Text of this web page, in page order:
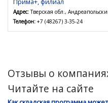
Адрес:Тверская обл.,
Телефон: +7 (48267) 3-35-24
Отзывы о
Читайте на сайте